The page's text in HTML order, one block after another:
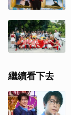
繼續看下去